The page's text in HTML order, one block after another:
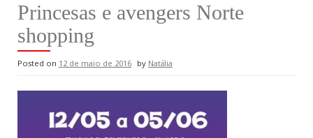
Princesas e avengers Norte
shopping
Posted on 12 de maio de 2016 byNatália